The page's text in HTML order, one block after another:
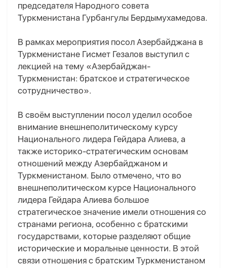
председателя Народного совета
Туркменистана Гурбангулы Бердымухамедова.
В рамках мероприятия посол Азербайджана в
Туркменистане Гисмет Гезалов выступил с
лекцией на тему «Азербайджан-
Туркменистан: братское и стратегическое
сотрудничество».
В своём выступлении посол уделил особое
внимание внешнеполитическому курсу
Национального лидера Гейдара Алиева, а
также историко-стратегическим основам
отношений между Азербайджаном и
Туркменистаном. Было отмечено, что во
внешнеполитическом курсе Национального
лидера Гейдара Алиева большое
стратегическое значение имели отношения со
странами региона, особенно с братскими
государствами, которые разделяют общие
исторические и моральные ценности. В этой
связи отношения с братским Туркменистаном